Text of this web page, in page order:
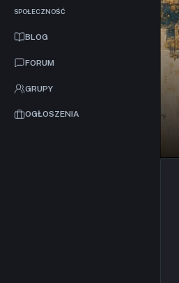
SPOŁECZNOŚĆ
BLOG
FORUM
GRUPY
OGŁOSZENIA